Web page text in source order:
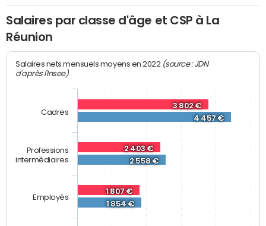
Salaires par classe d'âge et CSP à La
Réunion
Salaires nets mensuels moyens en 2022 (source : JDN
d'après l'Insee)
3 802 €
2 403 €
1 807 €
4 457 €
2 558 €
1 854 €
Cadres
Professions
intermédiaires
Employés